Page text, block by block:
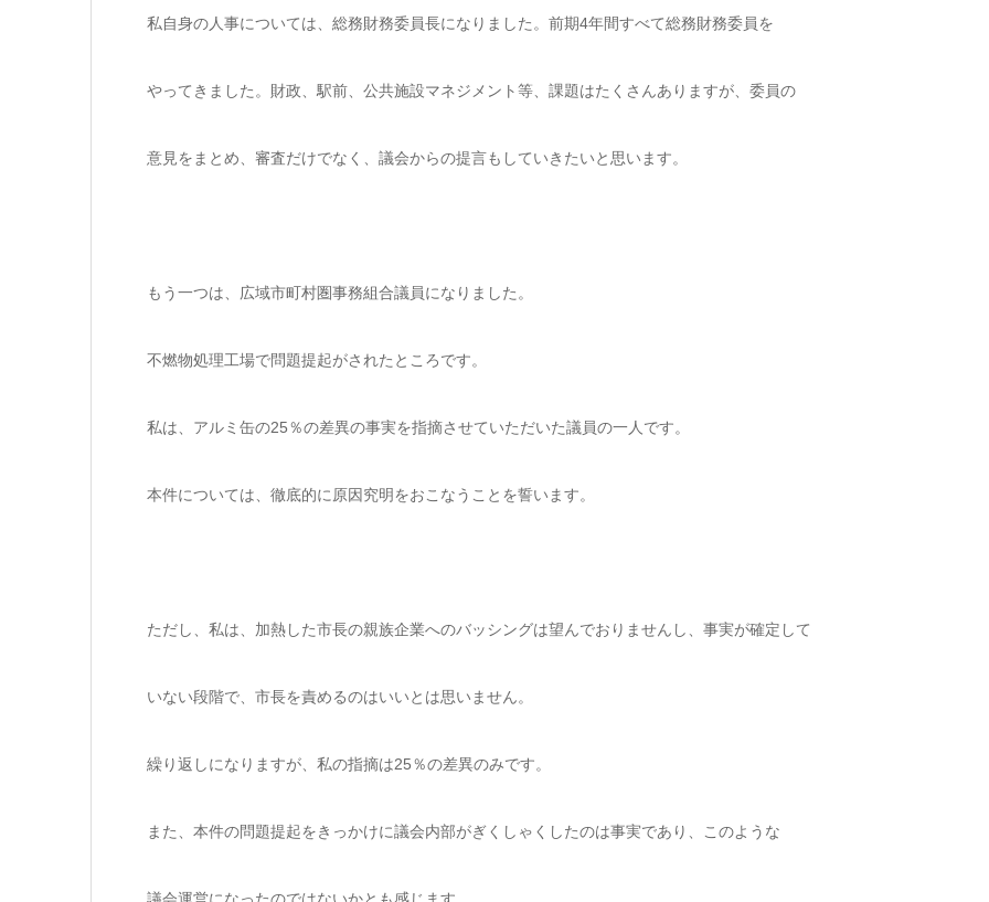
私自身の人事については、総務財務委員長になりました。前期4年間すべて総務財務委員を
やってきました。財政、駅前、公共施設マネジメント等、課題はたくさんありますが、委員の
意見をまとめ、審査だけでなく、議会からの提言もしていきたいと思います。
もう一つは、広域市町村圏事務組合議員になりました。
不燃物処理工場で問題提起がされたところです。
私は、アルミ缶の25％の差異の事実を指摘させていただいた議員の一人です。
本件については、徹底的に原因究明をおこなうことを誓います。
ただし、私は、加熱した市長の親族企業へのバッシングは望んでおりませんし、事実が確定して
いない段階で、市長を責めるのはいいとは思いません。
繰り返しになりますが、私の指摘は25％の差異のみです。
また、本件の問題提起をきっかけに議会内部がぎくしゃくしたのは事実であり、このような